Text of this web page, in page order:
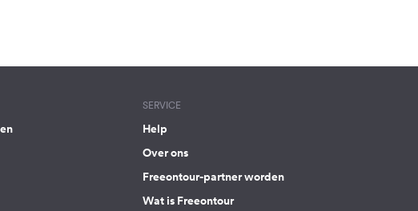
SERVICE
Help
Over ons
Freeontour-partner worden
Wat is Freeontour